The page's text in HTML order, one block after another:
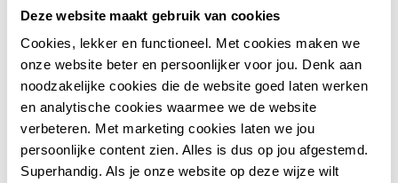
Deze website maakt gebruik van cookies
Cookies, lekker en functioneel. Met cookies maken we
onze website beter en persoonlijker voor jou. Denk aan
noodzakelijke cookies die de website goed laten werken
en analytische cookies waarmee we de website
verbeteren. Met marketing cookies laten we jou
persoonlijke content zien. Alles is dus op jou afgestemd.
Superhandig. Als je onze website op deze wijze wilt